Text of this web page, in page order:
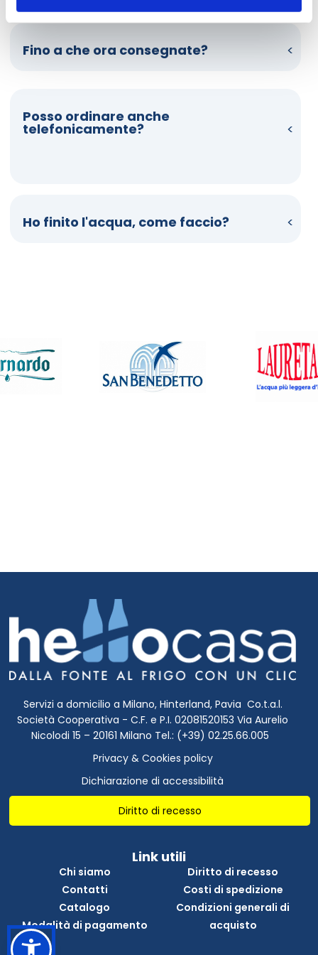
Fino a che ora consegnate?
Posso ordinare anche
telefonicamente?
Ho finito l'acqua, come faccio?
Servizi a domicilio a Milano, Hinterland, Pavia Co.t.a.l.
Società Cooperativa - C.F. e P.I. 02081520153 Via Aurelio
Nicolodi 15 – 20161 Milano Tel.: (+39) 02.25.66.005
Privacy & Cookies policy
Dichiarazione di accessibilità
Diritto di recesso
Link utili
Chi siamo
Contatti
Catalogo
Modalità di pagamento
Diritto di recesso
Costi di spedizione
Condizioni generali di
acquisto